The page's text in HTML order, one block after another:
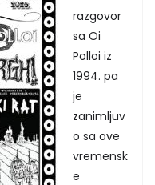
razgovor
sa Oi
Polloi iz
1994. pa
je
zanimljuv
o sa ove
vremensk
e